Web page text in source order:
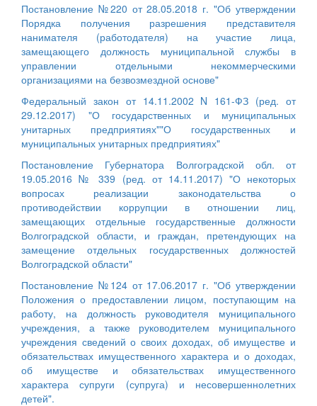
Постановление №220 от 28.05.2018 г. "Об утверждении
Порядка получения разрешения представителя
нанимателя (работодателя) на участие лица,
замещающего должность муниципальной службы в
управлении отдельными некоммерческими
организациями на безвозмездной основе"
Федеральный закон от 14.11.2002 N 161-ФЗ (ред. от
29.12.2017) "О государственных и муниципальных
унитарных предприятиях""О государственных и
муниципальных унитарных предприятиях"
Постановление Губернатора Волгоградской обл. от
19.05.2016 № 339 (ред. от 14.11.2017) "О некоторых
вопросах реализации законодательства о
противодействии коррупции в отношении лиц,
замещающих отдельные государственные должности
Волгоградской области, и граждан, претендующих на
замещение отдельных государственных должностей
Волгоградской области"
Постановление №124 от 17.06.2017 г. "Об утверждении
Положения о предоставлении лицом, поступающим на
работу, на должность руководителя муниципального
учреждения, а также руководителем муниципального
учреждения сведений о своих доходах, об имуществе и
обязательствах имущественного характера и о доходах,
об имуществе и обязательствах имущественного
характера супруги (супруга) и несовершеннолетних
детей".